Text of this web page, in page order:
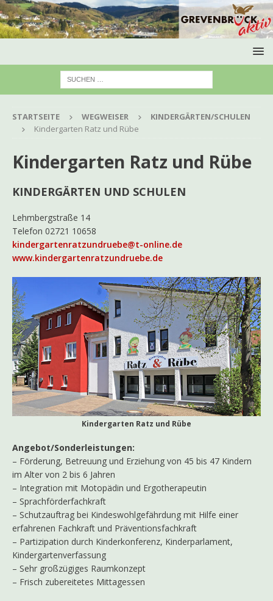
STARTSEITE WEGWEISER
KINDERGÄRTEN/SCHULEN
Kindergarten Ratz und Rübe
Kindergarten Ratz und Rübe
KINDERGÄRTEN UND SCHULEN
Lehmbergstraße 14
Telefon 02721 10658
kindergartenratzundruebe@t-online.de
www.kindergartenratzundruebe.de
Kindergarten Ratz und Rübe
Angebot/Sonderleistungen:
– Förderung, Betreuung und Erziehung von 45 bis 47 Kindern
im Alter von 2 bis 6 Jahren
– Integration mit Motopädin und Ergotherapeutin
– Sprachförderfachkraft
– Schutzauftrag bei Kindeswohlgefährdung mit Hilfe einer
erfahrenen Fachkraft und Präventionsfachkraft
– Partizipation durch Kinderkonferenz, Kinderparlament,
Kindergartenverfassung
– Sehr großzügiges Raumkonzept
– Frisch zubereitetes Mittagessen